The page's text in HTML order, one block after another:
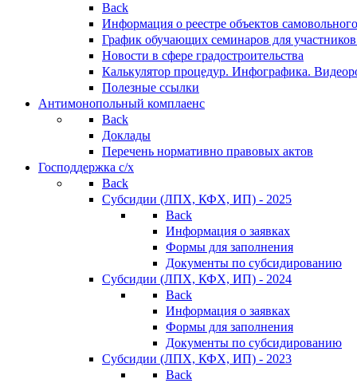
Back
Информация о реестре объектов
График обучающих семинаров для участников
Новости в сфере градостроительства
Калькулятор процедур. Инфографика.
Полезные ссылки
Антимонопольный комплаенс
Back
Доклады
Перечень нормативно правовых актов
Господдержка с/х
Back
Субсидии (ЛПХ, КФХ, ИП) - 2025
Back
Информация о заявках
Формы для заполнения
Документы по субсидированию
Субсидии (ЛПХ, КФХ, ИП) - 2024
Back
Информация о заявках
Формы для заполнения
Документы по субсидированию
Субсидии (ЛПХ, КФХ, ИП) - 2023
Back